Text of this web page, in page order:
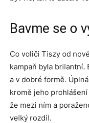
Bavme se o
Co voliči Tiszy od
kampaň byla
a v dobré formě.
kromě jeho
že mezi ním a
velký rozdíl.